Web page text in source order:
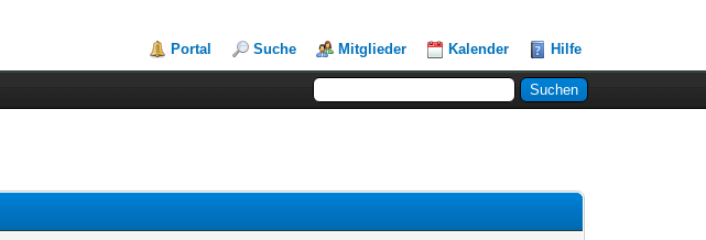
Portal Suche Mitglieder Kalender Hilfe